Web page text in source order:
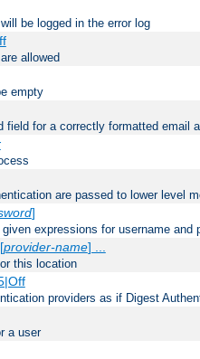
be logged in the error log
allowed
empty
field for a correctly formatted email
are passed to lower level
]
expressions for username and
provider-name] ...
this location
providers as if Digest
a user